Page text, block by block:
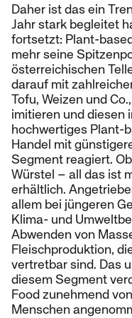
Daher ist das ein
Jahr stark begleitet
fortsetzt: Plant-
mehr seine
österreichischen
darauf mit
Tofu, Weizen und
imitieren und diesen
hochwertiges Plant-
Handel mit
Segment reagiert.
Würstel – all das ist
erhältlich.
allem bei jüngeren
Klima- und
Abwenden von
Fleischproduktion,
vertretbar sind. Das
diesem Segment
Food zunehmend
Menschen